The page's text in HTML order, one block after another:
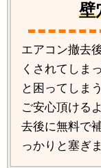
壁
エアコン撤去
くされてしま
と困ってしま
ご安心頂ける
去後に無料で
っかりと塞ぎま